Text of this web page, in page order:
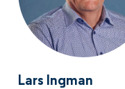
Lars Ingman